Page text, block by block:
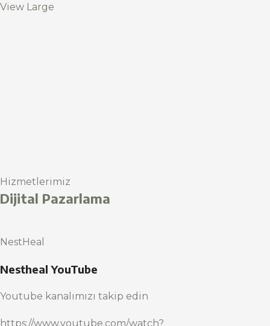
View Large
Hizmetlerimiz
Dijital Pazarlama
NestHeal
Nestheal YouTube
Youtube kanalımızı takip edin
https://www.youtube.com/watch?